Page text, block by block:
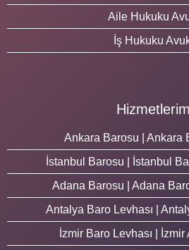
Aile Hukuku
İş Hukuku
Ankara Barosu | Ankara
İstanbul Barosu | İstanbul
Adana Barosu | Adana
Antalya Baro Levhası |
İzmir Baro Levhası |